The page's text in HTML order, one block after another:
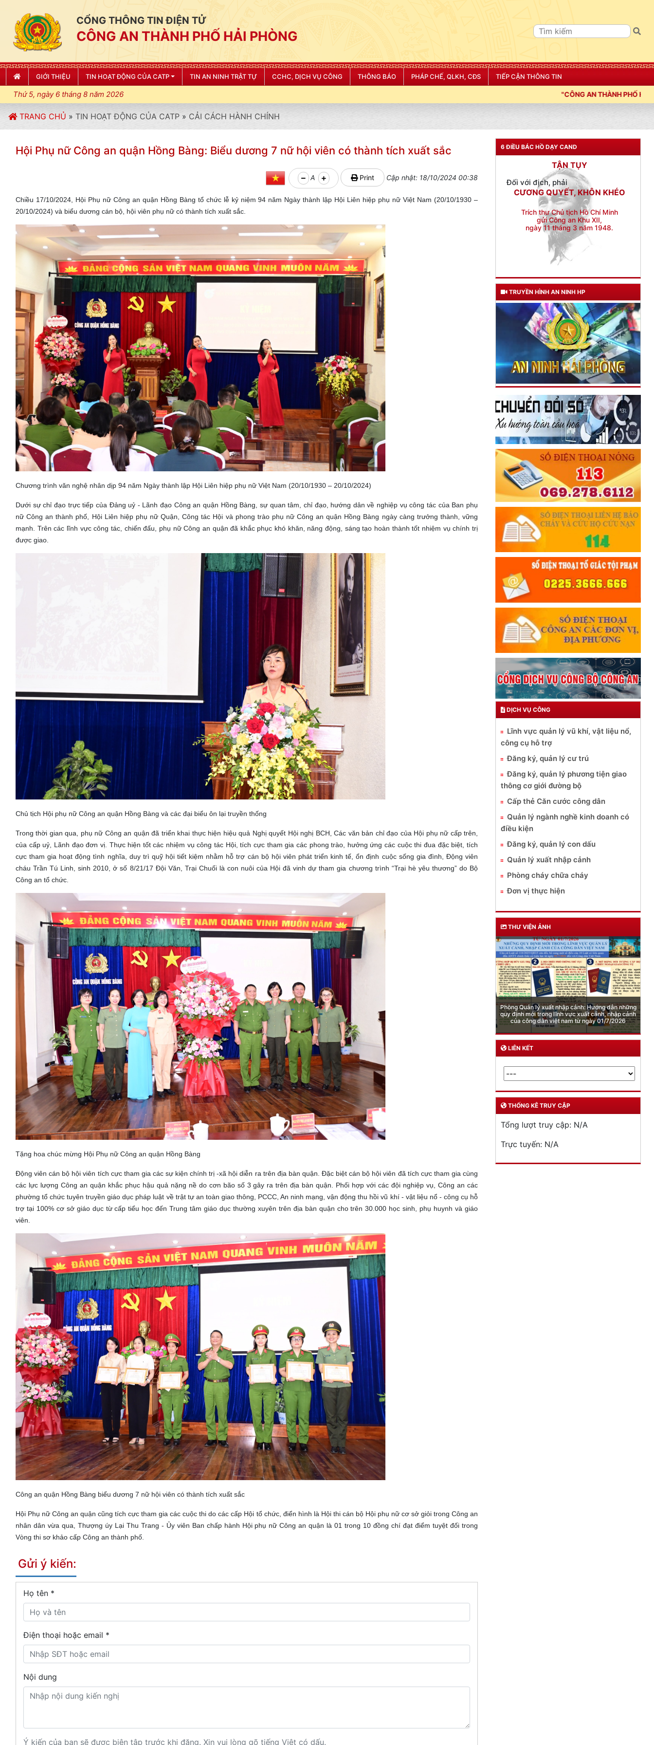
CỔNG THÔNG TIN ĐIỆN TỬ
CÔNG AN THÀNH PHỐ HẢI PHÒNG
GIỚI THIỆU TIN HOẠT ĐỘNG CỦA CATP TIN AN NINH TRẬT TỰ CCHC, DỊCH VỤ CÔNG THÔNG BÁO PHÁP CHẾ, QLKH, CĐS TIẾP CẬN THÔNG TIN
Thứ 5, ngày 6 tháng 8 năm 2026 "CÔNG AN THÀNH PHỐ HẢI PHÒNG SIẾT CHẶT KỶ LUẬT, KỶ
TRANG CHỦ » TIN HOẠT ĐỘNG CỦA CATP » CẢI CÁCH HÀNH CHÍNH
Hội Phụ nữ Công an quận Hồng Bàng: Biểu dương 7 nữ hội viên có thành tích xuất sắc
A Print Cập nhật: 18/10/2024 00:38
Chiều 17/10/2024, Hội Phụ nữ Công an quận Hồng Bàng tổ chức lễ kỷ niệm 94 năm Ngày thành lập Hội Liên hiệp phụ nữ Việt Nam (20/10/1930 –
20/10/2024) và biểu dương cán bộ, hội viên phụ nữ có thành tích xuất sắc.
Chương trình văn nghệ nhân dịp 94 năm Ngày thành lập Hội Liên hiệp phụ nữ Việt Nam (20/10/1930 – 20/10/2024)
Dưới sự chỉ đạo trực tiếp của Đảng uỷ - Lãnh đạo Công an quận Hồng Bàng, sự quan tâm, chỉ đạo, hướng dân về nghiệp vụ công tác của Ban phụ
nữ Công an thành phố, Hội Liên hiệp phụ nữ Quận, Công tác Hội và phong trào phụ nữ Công an quận Hồng Bàng ngày càng trưởng thành, vững
mạnh. Trên các lĩnh vực công tác, chiến đấu, phụ nữ Công an quận đã khắc phục khó khăn, năng động, sáng tạo hoàn thành tốt nhiệm vụ chính trị
được giao.
Chủ tịch Hội phụ nữ Công an quận Hồng Bàng và các đại biểu ôn lại truyền thống
Trong thời gian qua, phụ nữ Công an quận đã triển khai thực hiện hiệu quả Nghị quyết Hội nghị BCH, Các văn bản chỉ đạo của Hội phụ nữ cấp trên,
của cấp uỷ, Lãnh đạo đơn vị. Thực hiện tốt các nhiệm vụ công tác Hội, tích cực tham gia các phong trào, hưởng ứng các cuộc thi đua đặc biệt, tích
cực tham gia hoạt động tình nghĩa, duy trì quỹ hội tiết kiệm nhằm hỗ trợ cán bộ hội viên phát triển kinh tế, ổn định cuộc sống gia đình, Động viên
cháu Trần Tú Linh, sinh 2010, ở số 8/21/17 Đội Văn, Trại Chuối là con nuôi của Hội đã vinh dự tham gia chương trình “Trại hè yêu thương” do Bộ
Công an tổ chức.
Tặng hoa chúc mừng Hội Phụ nữ Công an quận Hồng Bàng
Động viên cán bộ hội viên tích cực tham gia các sự kiện chính trị -xã hội diễn ra trên địa bàn quận. Đặc biệt cán bộ hội viên đã tích cực tham gia cùng
các lực lượng Công an quận khắc phục hậu quả nặng nề do cơn bão số 3 gây ra trên địa bàn quận. Phối hợp với các đội nghiệp vụ, Công an các
phường tổ chức tuyên truyền giáo dục pháp luật về trật tự an toàn giao thông, PCCC, An ninh mạng, vận động thu hồi vũ khí - vật liệu nổ - công cụ hỗ
trợ tại 100% cơ sở giáo dục từ cấp tiểu học đến Trung tâm giáo dục thường xuyên trên địa bàn quận cho trên 30.000 học sinh, phụ huynh và giáo
viên.
Công an quận Hồng Bàng biểu dương 7 nữ hội viên có thành tích xuất sắc
Hội Phụ nữ Công an quận cũng tích cực tham gia các cuộc thi do các cấp Hội tổ chức, điển hình là Hội thi cán bộ Hội phụ nữ cơ sở giỏi trong Công an
nhân dân vừa qua, Thượng úy Lại Thu Trang - Ủy viên Ban chấp hành Hội phụ nữ Công an quận là 01 trong 10 đồng chí đạt điểm tuyệt đối trong
Vòng thi sơ khảo cấp Công an thành phố.
Gửi ý kiến:
Họ tên *
Điện thoại hoặc email *
Nội dung
Ý kiến của bạn sẽ được biên tập trước khi đăng. Xin vui lòng gõ tiếng Việt có dấu.
6 ĐIỀU BÁC HỒ DẠY CAND
Đối với đồng sự, phải
THÂN ÁI GIÚP ĐỠ
TUYỆT ĐỐI TRUNG THÀNH
Đối với nhân dân, phải
KÍNH TRỌNG LỄ PHÉP
CƯƠNG QUYẾT, KHÔN KHÉO
Trích thư Chủ tịch Hồ Chí Minh
gửi Công an Khu XII,
ngày 11 tháng 3 năm 1948.
TRUYỀN HÌNH AN NINH HP
DỊCH VỤ CÔNG
Lĩnh vực quản lý vũ khí, vật liệu nổ,
công cụ hỗ trợ
Đăng ký, quản lý cư trú
Đăng ký, quản lý phương tiện giao
thông cơ giới đường bộ
Cấp thẻ Căn cước công dân
Quản lý ngành nghề kinh doanh có
điều kiện
Đăng ký, quản lý con dấu
Quản lý xuất nhập cảnh
Phòng cháy chữa cháy
Đơn vị thực hiện
THƯ VIỆN ẢNH
Cảnh báo việc sử dụng “Pod chill” chứa Etomidate
LIÊN KẾT
THỐNG KÊ TRUY CẬP
Tổng lượt truy cập: N/A
Trực tuyến: N/A